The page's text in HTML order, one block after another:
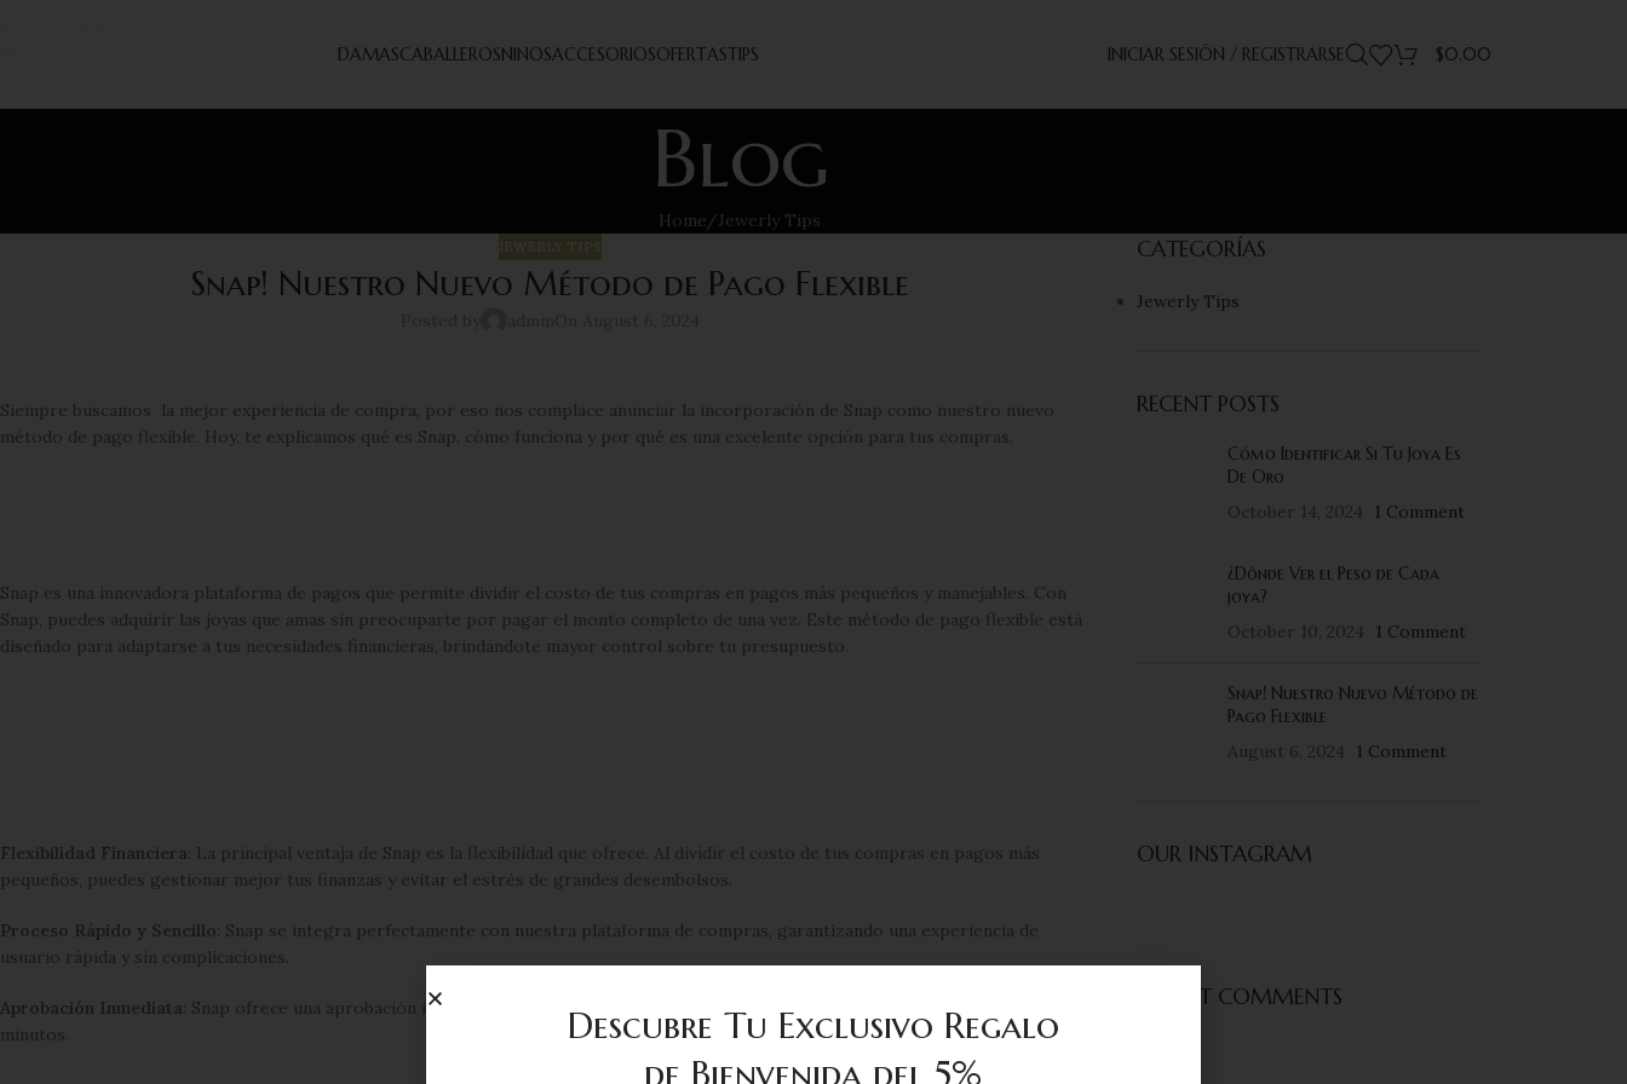
DAMASCABALLEROSNINOSACCESORIOSOFERTASTIPS INICIAR SESIÓN / REGISTRARSE $0.00
Blog
Home Jewerly Tips
JEWERLY TIPS
Snap! Nuestro Nuevo Método de Pago Flexible
Siempre buscamos la mejor experiencia de compra, por eso nos complace anunciar la incorporación de Snap como nuestro nuevo
método de pago flexible. Hoy, te explicamos qué es Snap, cómo funciona y por qué es una excelente opción para tus compras.
Snap es una innovadora plataforma de pagos que permite dividir el costo de tus compras en pagos más pequeños y manejables. Con
Snap, puedes adquirir las joyas que amas sin preocuparte por pagar el monto completo de una vez. Este método de pago flexible está
diseñado para adaptarse a tus necesidades financieras, brindándote mayor control sobre tu presupuesto.
Flexibilidad Financiera: La principal ventaja de Snap es la flexibilidad que ofrece. Al dividir el costo de tus compras en pagos más
pequeños, puedes gestionar mejor tus finanzas y evitar el estrés de grandes desembolsos.
Proceso Rápido y Sencillo: Snap se integra perfectamente con nuestra plataforma de compras, garantizando una experiencia de
usuario rápida y sin complicaciones.
Aprobación Inmediata: Snap ofrece una aprobación instantánea, lo que significa que puedes completar tu compra en cuestión de
minutos.
CATEGORÍAS
Jewerly Tips
RECENT POSTS
Cómo Identificar Si Tu Joya Es
De Oro
October 14, 2024
1 Comment
¿Dónde Ver el Peso de Cada
joya?
October 10, 2024
1 Comment
Snap! Nuestro Nuevo Método de
Pago Flexible
August 6, 2024
1 Comment
OUR INSTAGRAM
RECENT COMMENTS
Descubre Tu Exclusivo Regalo
de Bienvenida del 5%